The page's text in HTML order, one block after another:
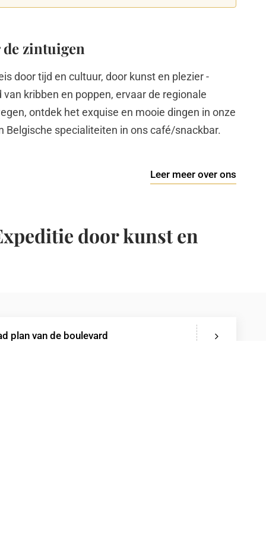
zintuigen
door tijd en cultuur, door kunst en plezier -
kribben en poppen, ervaar de regionale
ontdek het exquise en mooie dingen in onze
Belgische specialiteiten in ons café/snackbar.
Leer meer over ons
door kunst en
plan van de boulevard